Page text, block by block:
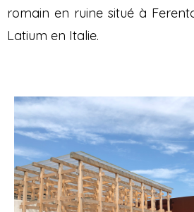
romain en ruine situé à
Latium en Italie.